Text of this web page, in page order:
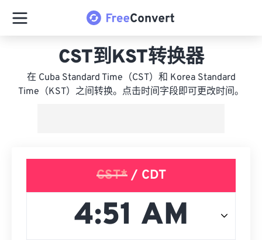
CST到KST转换器
在 Cuba Standard Time（CST）和 Korea Standard
Time（KST）之间转换。点击时间字段即可更改时间。
CST*/ CDT